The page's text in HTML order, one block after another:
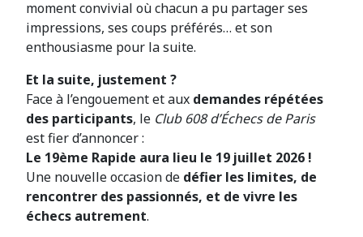
moment convivial où chacun a pu partager ses
impressions, ses coups préférés… et son
enthousiasme pour la suite.
Et la suite, justement ?
Face à l’engouement et aux demandes répétées
des participants, le Club 608 d’Échecs de Paris
est fier d’annoncer :
Le 19ème Rapide aura lieu le 19 juillet 2026 !
Une nouvelle occasion de défier les limites, de
rencontrer des passionnés, et de vivre les
échecs autrement.